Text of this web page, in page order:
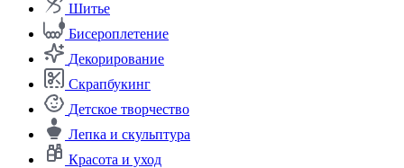
Шитье
Бисероплетение
Декорирование
Скрапбукинг
Детское творчество
Лепка и скульптура
Красота и уход